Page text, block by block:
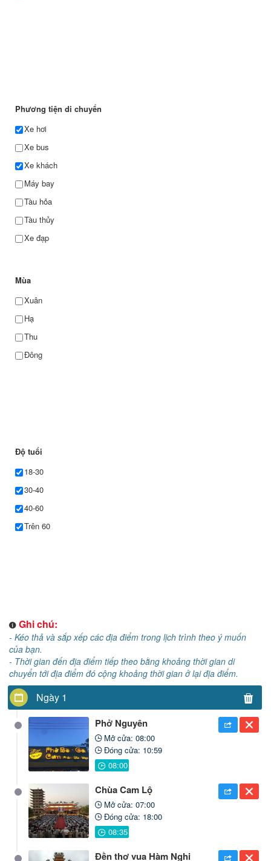
Phương tiện di chuyển
Xe hơi
Xe bus
Xe khách
Máy bay
Tàu hỏa
Tàu thủy
Xe đạp
Mùa
Xuân
Hạ
Thu
Đông
Độ tuổi
18-30
30-40
40-60
Trên 60
Ghi chú:
- Kéo thả và sắp xếp các địa điểm trong lịch trình theo ý muốn
của bạn.
- Thời gian đến địa điểm tiếp theo bằng khoảng thời gian di
chuyển tới địa điểm đó cộng khoảng thời gian ở lại địa điểm.
Ngày 1
Phở Nguyên
Mở cửa: 08:00
Đóng cửa: 10:59
Chùa Cam Lộ
Mở cửa: 07:00
Đóng cửa: 18:00
Đền thơ vua Hàm Nghi